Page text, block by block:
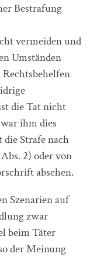
Bestrafung
vermeiden und
Umständen
die Tat nicht
ihm dies
die Strafe nach
2) oder von
absehen.
Szenarien auf
zwar
beim Täter
der Meinung